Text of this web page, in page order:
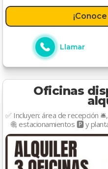
Llamar
Oficinas
✅ Incluyen: área de recepción
🌐, estacionamientos 🅿️ y